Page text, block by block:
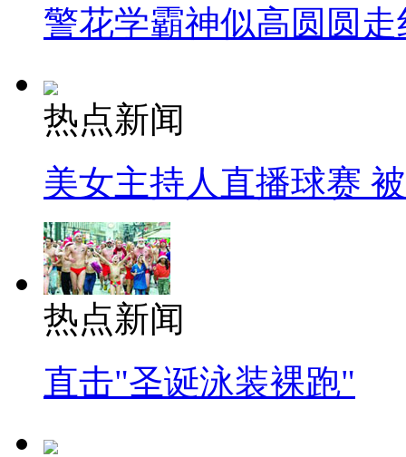
警花学霸神似高圆圆走
热点新闻
美女主持人直播球赛
热点新闻
直击"圣诞泳装裸跑"